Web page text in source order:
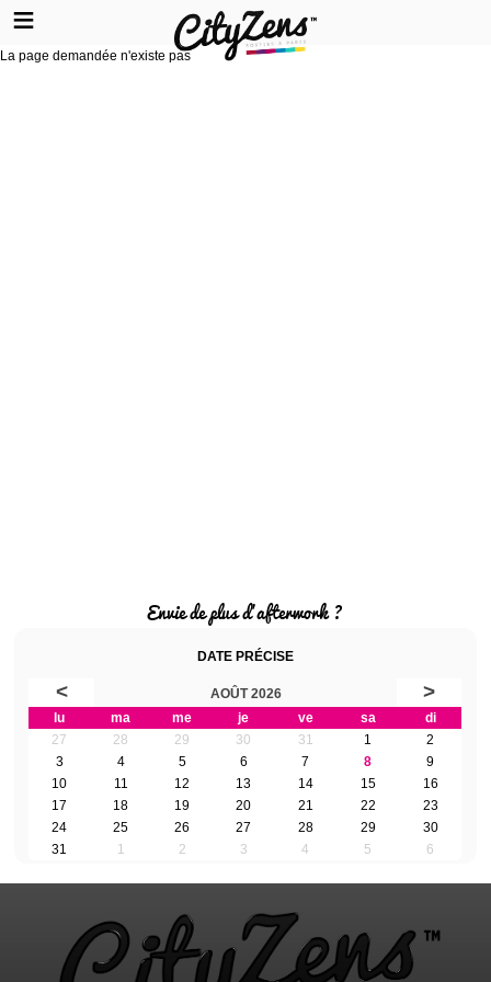
La page demandée n'existe pas
Envie de plus d'afterwork ?
DATE PRÉCISE
< AOÛT 2026 >
lu ma me je ve sa
di
27
28 29 30 31 1
2
3
4 5 6 7 8
9
10
11 12 13 14 15
16
17
18 19 20 21 22
23
24
25 26 27 28 29
30
31
1 2 3 4 5 6